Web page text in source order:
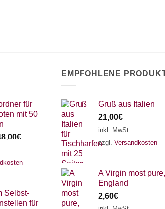
werden
für
mit 50
€
Selbst-
für
EMPFOHLENE
Gruß aus Italien
21,00€
inkl. MwSt.
zzgl. Versandkosten
A Virgin most pure,
England
2,60€